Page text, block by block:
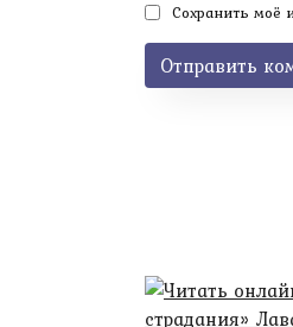
Сохранить моё